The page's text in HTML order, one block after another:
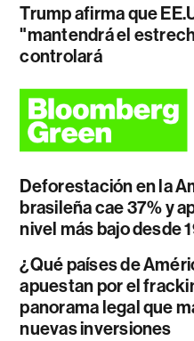
Trump afirma que
"mantendrá el
controlará
Deforestación en la
brasileña cae 37% y
nivel más bajo desde
¿Qué países de
apuestan por el
panorama legal que
nuevas inversiones